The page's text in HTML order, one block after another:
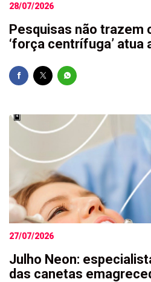
28/07/2026
Pesquisas não trazem
‘força centrífuga’ atua
27/07/2026
Julho Neon:
das canetas